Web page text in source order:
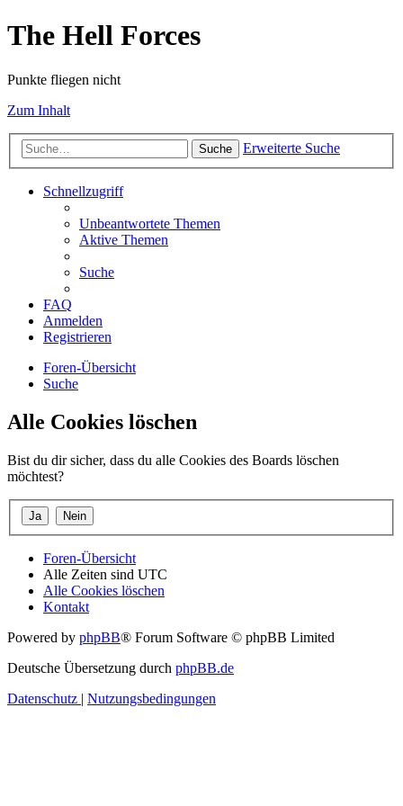
The Hell Forces
Punkte fliegen nicht
Zum Inhalt
Suche Erweiterte Suche
Schnellzugriff
Unbeantwortete Themen
Aktive Themen
Suche
FAQ
Anmelden
Registrieren
Foren-Übersicht
Suche
Alle Cookies löschen
Bist du dir sicher, dass du alle Cookies des Boards löschen
möchtest?
Foren-Übersicht
Alle Zeiten sind UTC
Alle Cookies löschen
Kontakt
Powered by phpBB® Forum Software © phpBB Limited
Deutsche Übersetzung durch phpBB.de
Datenschutz | Nutzungsbedingungen